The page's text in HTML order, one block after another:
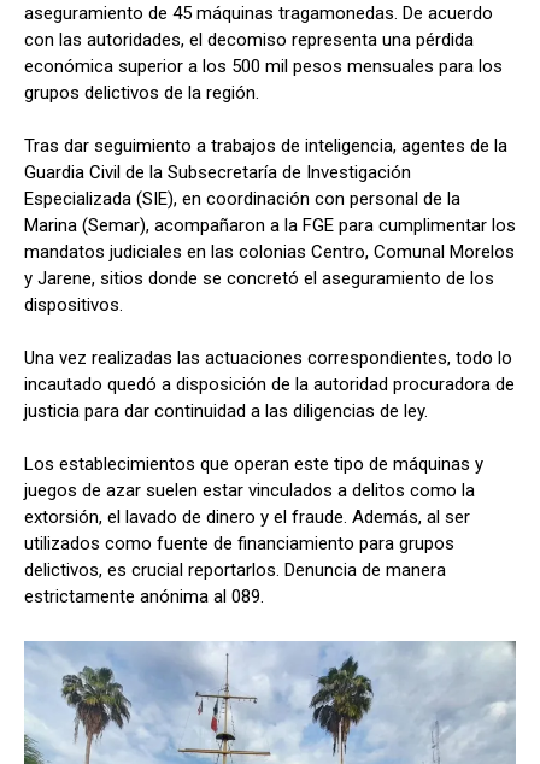
aseguramiento de 45 máquinas tragamonedas. De acuerdo
con las autoridades, el decomiso representa una pérdida
económica superior a los 500 mil pesos mensuales para los
grupos delictivos de la región.
Tras dar seguimiento a trabajos de inteligencia, agentes de la
Guardia Civil de la Subsecretaría de Investigación
Especializada (SIE), en coordinación con personal de la
Marina (Semar), acompañaron a la FGE para cumplimentar los
mandatos judiciales en las colonias Centro, Comunal Morelos
y Jarene, sitios donde se concretó el aseguramiento de los
dispositivos.
Una vez realizadas las actuaciones correspondientes, todo lo
incautado quedó a disposición de la autoridad procuradora de
justicia para dar continuidad a las diligencias de ley.
Los establecimientos que operan este tipo de máquinas y
juegos de azar suelen estar vinculados a delitos como la
extorsión, el lavado de dinero y el fraude. Además, al ser
utilizados como fuente de financiamiento para grupos
delictivos, es crucial reportarlos. Denuncia de manera
estrictamente anónima al 089.